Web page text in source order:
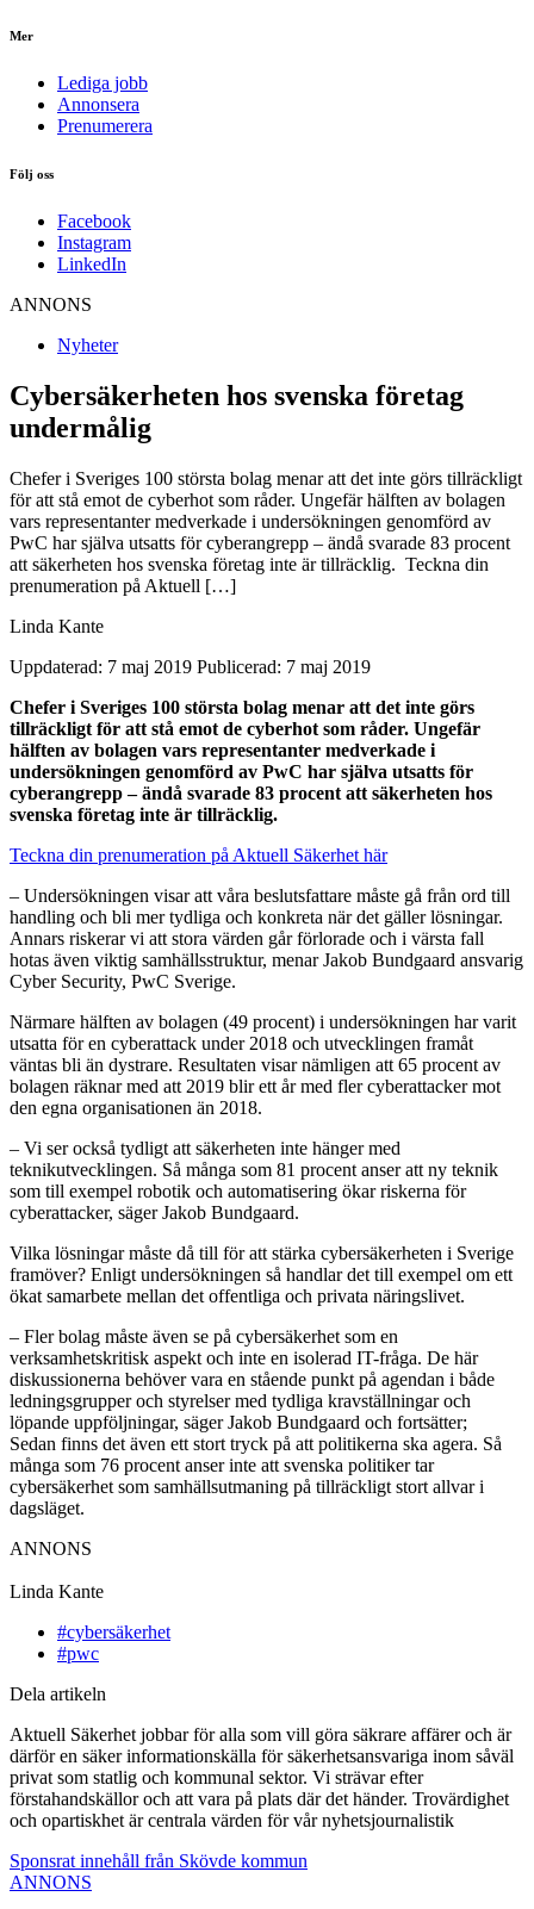
Mer
Lediga jobb
Annonsera
Prenumerera
Följ oss
Facebook
Instagram
LinkedIn
ANNONS
Nyheter
Cybersäkerheten hos svenska företag
undermålig
Chefer i Sveriges 100 största bolag menar att det inte görs tillräckligt
för att stå emot de cyberhot som råder. Ungefär hälften av bolagen
vars representanter medverkade i undersökningen genomförd av
PwC har själva utsatts för cyberangrepp – ändå svarade 83 procent
att säkerheten hos svenska företag inte är tillräcklig. Teckna din
prenumeration på Aktuell […]
Linda Kante
Uppdaterad: 7 maj 2019 Publicerad: 7 maj 2019
Chefer i Sveriges 100 största bolag menar att det inte görs
tillräckligt för att stå emot de cyberhot som råder. Ungefär
hälften av bolagen vars representanter medverkade i
undersökningen genomförd av PwC har själva utsatts för
cyberangrepp – ändå svarade 83 procent att säkerheten hos
svenska företag inte är tillräcklig.
Teckna din prenumeration på Aktuell Säkerhet här
– Undersökningen visar att våra beslutsfattare måste gå från ord till
handling och bli mer tydliga och konkreta när det gäller lösningar.
Annars riskerar vi att stora värden går förlorade och i värsta fall
hotas även viktig samhällsstruktur, menar Jakob Bundgaard ansvarig
Cyber Security, PwC Sverige.
Närmare hälften av bolagen (49 procent) i undersökningen har varit
utsatta för en cyberattack under 2018 och utvecklingen framåt
väntas bli än dystrare. Resultaten visar nämligen att 65 procent av
bolagen räknar med att 2019 blir ett år med fler cyberattacker mot
den egna organisationen än 2018.
– Vi ser också tydligt att säkerheten inte hänger med
teknikutvecklingen. Så många som 81 procent anser att ny teknik
som till exempel robotik och automatisering ökar riskerna för
cyberattacker, säger Jakob Bundgaard.
Vilka lösningar måste då till för att stärka cybersäkerheten i Sverige
framöver? Enligt undersökningen så handlar det till exempel om ett
ökat samarbete mellan det offentliga och privata näringslivet.
– Fler bolag måste även se på cybersäkerhet som en
verksamhetskritisk aspekt och inte en isolerad IT-fråga. De här
diskussionerna behöver vara en stående punkt på agendan i både
ledningsgrupper och styrelser med tydliga kravställningar och
löpande uppföljningar, säger Jakob Bundgaard och fortsätter;
Sedan finns det även ett stort tryck på att politikerna ska agera. Så
många som 76 procent anser inte att svenska politiker tar
cybersäkerhet som samhällsutmaning på tillräckligt stort allvar i
dagsläget.
ANNONS
Linda Kante
#cybersäkerhet
#pwc
Dela artikeln
Aktuell Säkerhet jobbar för alla som vill göra säkrare affärer och är
därför en säker informationskälla för säkerhetsansvariga inom såväl
privat som statlig och kommunal sektor. Vi strävar efter
förstahandskällor och att vara på plats där det händer. Trovärdighet
och opartiskhet är centrala värden för vår nyhetsjournalistik
Sponsrat innehåll från Skövde kommun
ANNONS